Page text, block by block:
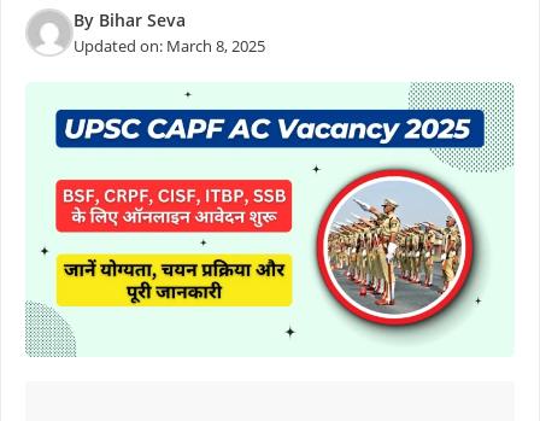
By Bihar Seva
Updated on: March 8, 2025